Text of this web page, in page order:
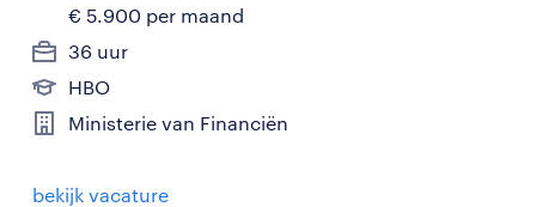
€ 5.900 per maand
36 uur
HBO
Ministerie van Financiën
bekijk vacature